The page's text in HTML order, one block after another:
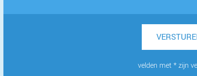
velden met * zijn